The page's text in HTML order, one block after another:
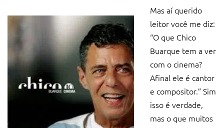
Mas aí querido
leitor você me diz:
“O que Chico
Buarque tem a ver
com o cinema?
Afinal ele é cantor
e compositor.” Sim
isso é verdade,
mas o que muitos